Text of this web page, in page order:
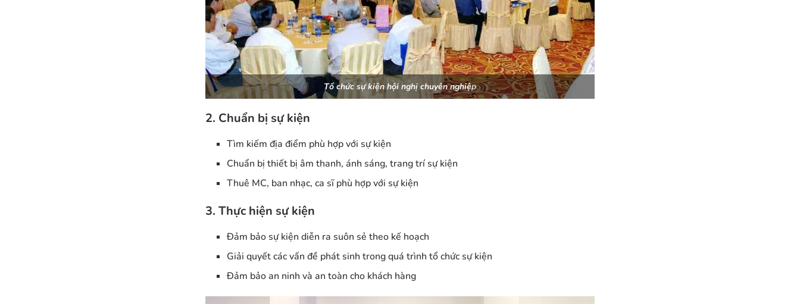
Tổ chức sự kiện hội nghị chuyên nghiệp
2. Chuẩn bị sự kiện
Tìm kiếm địa điểm phù hợp với sự kiện
Chuẩn bị thiết bị âm thanh, ánh sáng, trang trí sự kiện
Thuê MC, ban nhạc, ca sĩ phù hợp với sự kiện
3. Thực hiện sự kiện
Đảm bảo sự kiện diễn ra suôn sẻ theo kế hoạch
Giải quyết các vấn đề phát sinh trong quá trình tổ chức sự kiện
Đảm bảo an ninh và an toàn cho khách hàng